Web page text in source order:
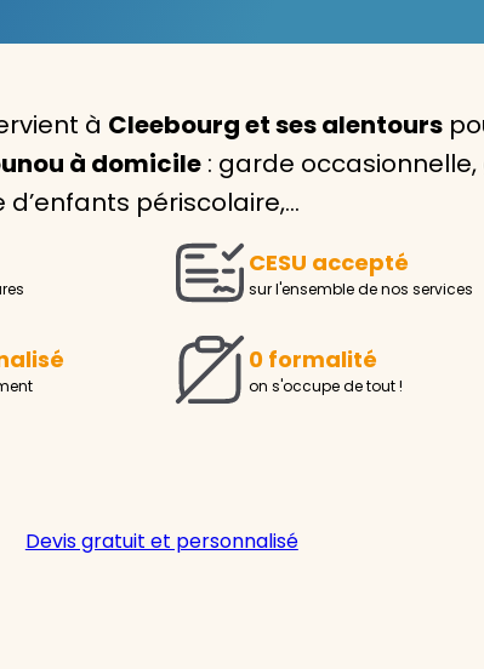
Avec
service à
Pour l’entretien de
ou l’accompagnement
Demander un devis
à Cleebourg et ses alentours
à domicile : garde
périscolaire,…
CESU accepté
sur l'ensemble de nos services
0 formalité
on s'occupe de tout !
Devis gratuit et personnalisé